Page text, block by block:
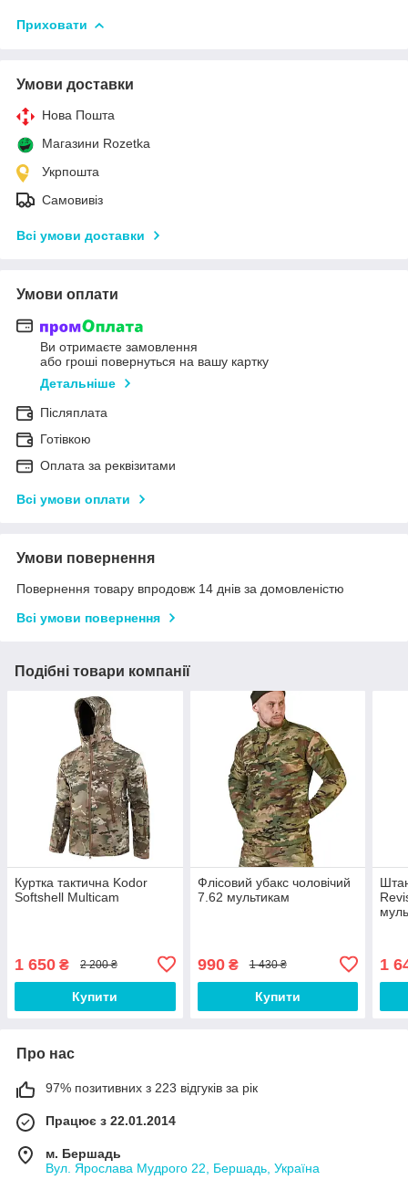
Приховати
Умови доставки
Нова Пошта
Магазини Rozetka
Укрпошта
Самовивіз
Всі умови доставки
Умови оплати
Ви отримаєте замовлення
або гроші повернуться на вашу картку
Детальніше
Післяплата
Готівкою
Оплата за реквізитами
Всі умови оплати
Умови повернення
Повернення товару впродовж 14 днів за домовленістю
Всі умови повернення
Подібні товари компанії
Куртка тактична Kodor
Softshell Multicam
1 650 ₴ 2 200 ₴
Купити
Флісовий убакс чоловічий
7.62 мультикам
990₴ 1 430 ₴
Купити
1
Про нас
97% позитивних з 223 відгуків за рік
Працює з 22.01.2014
м. Бершадь
Вул. Ярослава Мудрого 22, Бершадь, Україна